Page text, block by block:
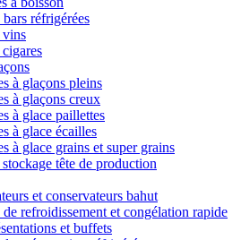
réfrigérées
vins
à glaçons pleins
à glaçons creux
à glace paillettes
à glace écailles
à glace grains et super grains
tête de production
et conservateurs bahut
refroidissement et congélation rapide
et buffets